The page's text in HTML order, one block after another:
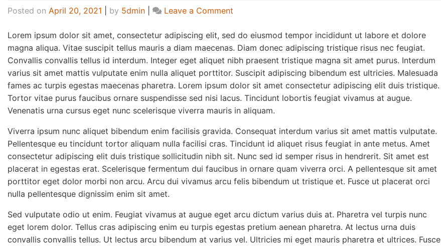
Posted on April 20, 2021 by 5dmin Leave a Comment
Lorem ipsum dolor sit amet, consectetur adipiscing elit, sed do eiusmod tempor incididunt ut labore et dolore
magna aliqua. Vitae suscipit tellus mauris a diam maecenas. Diam donec adipiscing tristique risus nec feugiat.
Convallis convallis tellus id interdum. Integer eget aliquet nibh praesent tristique magna sit amet purus. Interdum
varius sit amet mattis vulputate enim nulla aliquet porttitor. Suscipit adipiscing bibendum est ultricies. Malesuada
fames ac turpis egestas maecenas pharetra. Lorem ipsum dolor sit amet consectetur adipiscing elit duis tristique.
Tortor vitae purus faucibus ornare suspendisse sed nisi lacus. Tincidunt lobortis feugiat vivamus at augue.
Venenatis urna cursus eget nunc scelerisque viverra mauris in aliquam.
Viverra ipsum nunc aliquet bibendum enim facilisis gravida. Consequat interdum varius sit amet mattis vulputate.
Pellentesque eu tincidunt tortor aliquam nulla facilisi cras. Tincidunt id aliquet risus feugiat in ante metus. Amet
consectetur adipiscing elit duis tristique sollicitudin nibh sit. Nunc sed id semper risus in hendrerit. Sit amet est
placerat in egestas erat. Scelerisque fermentum dui faucibus in ornare quam viverra orci. A pellentesque sit amet
porttitor eget dolor morbi non arcu. Arcu dui vivamus arcu felis bibendum ut tristique et. Fusce ut placerat orci
nulla pellentesque dignissim enim sit amet.
Sed vulputate odio ut enim. Feugiat vivamus at augue eget arcu dictum varius duis at. Pharetra vel turpis nunc
eget lorem dolor. Tellus cras adipiscing enim eu turpis egestas pretium aenean pharetra. At lectus urna duis
convallis convallis tellus. Ut lectus arcu bibendum at varius vel. Ultricies mi eget mauris pharetra et ultrices. Fusce